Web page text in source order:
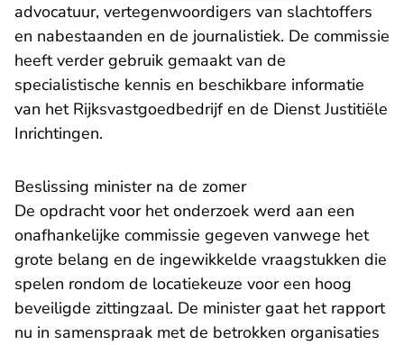
advocatuur, vertegenwoordigers van slachtoffers
en nabestaanden en de journalistiek. De commissie
heeft verder gebruik gemaakt van de
specialistische kennis en beschikbare informatie
van het Rijksvastgoedbedrijf en de Dienst Justitiële
Inrichtingen.
Beslissing minister na de zomer
De opdracht voor het onderzoek werd aan een
onafhankelijke commissie gegeven vanwege het
grote belang en de ingewikkelde vraagstukken die
spelen rondom de locatiekeuze voor een hoog
beveiligde zittingzaal. De minister gaat het rapport
nu in samenspraak met de betrokken organisaties